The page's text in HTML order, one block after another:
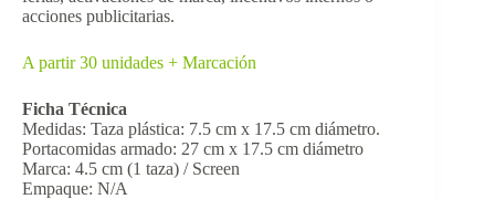
acciones publicitarias.
A partir 30 unidades + Marcación
Ficha Técnica
Medidas: Taza plástica: 7.5 cm x 17.5 cm diámetro.
Portacomidas armado: 27 cm x 17.5 cm diámetro
Marca: 4.5 cm (1 taza) / Screen
Empaque: N/A